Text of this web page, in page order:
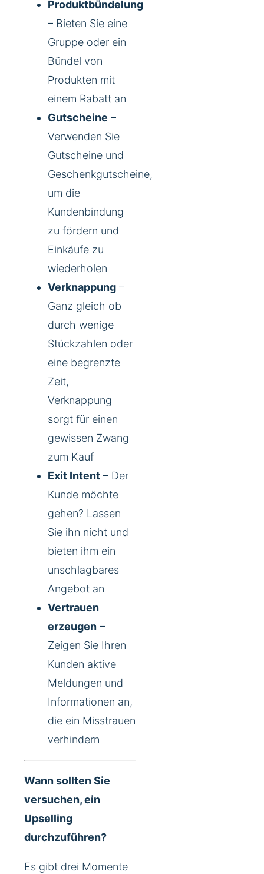
Produktbündelung
– Bieten Sie eine
Gruppe oder ein
Bündel von
Produkten mit
einem Rabatt an
Gutscheine –
Verwenden Sie
Gutscheine und
Geschenkgutscheine,
um die
Kundenbindung
zu fördern und
Einkäufe zu
wiederholen
Verknappung –
Ganz gleich ob
durch wenige
Stückzahlen oder
eine begrenzte
Zeit,
Verknappung
sorgt für einen
gewissen Zwang
zum Kauf
Exit Intent – Der
Kunde möchte
gehen? Lassen
Sie ihn nicht und
bieten ihm ein
unschlagbares
Angebot an
Vertrauen
erzeugen –
Zeigen Sie Ihren
Kunden aktive
Meldungen und
Informationen an,
die ein Misstrauen
verhindern
Wann sollten Sie
versuchen, ein
Upselling
durchzuführen?
Es gibt drei Momente